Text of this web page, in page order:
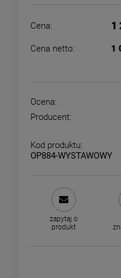
Cena: 1
Cena netto: 1
Ocena:
Producent:
Kod produktu:
OP884-WYSTAWOWY
zapytaj o
produkt